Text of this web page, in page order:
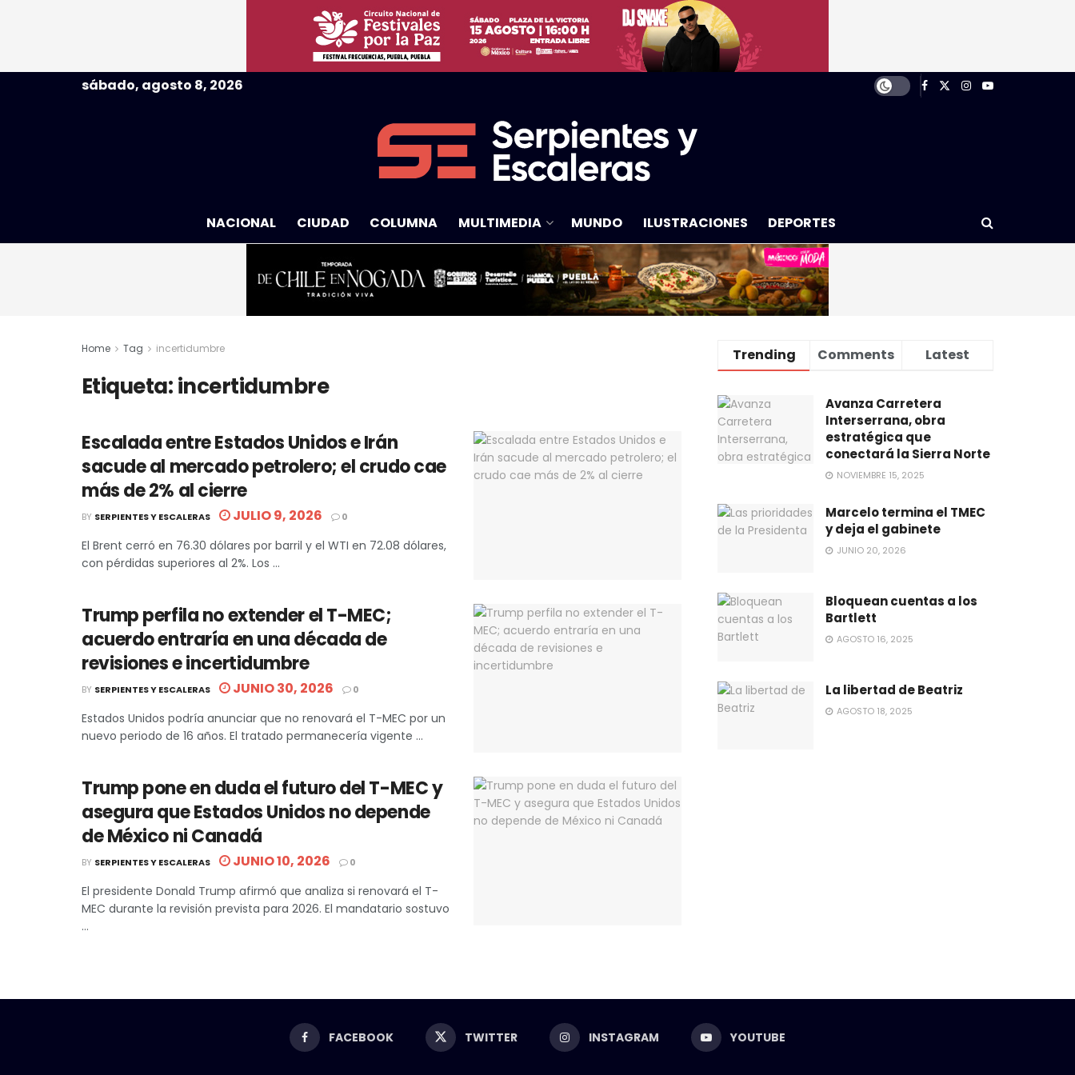
sábado, agosto 8, 2026
NACIONAL CIUDAD COLUMNA MULTIMEDIA MUNDO ILUSTRACIONES DEPORTES
Home Tag incertidumbre
Etiqueta:incertidumbre
Escalada entre Estados Unidos e Irán
sacude al mercado petrolero; el crudo cae
más de 2% al cierre
BY SERPIENTES Y ESCALERAS JULIO 9, 2026 0
El Brent cerró en 76.30 dólares por barril y el WTI en 72.08 dólares,
con pérdidas superiores al 2%. Los ...
Trump perfila no extender el T-MEC;
acuerdo entraría en una década de
revisiones e incertidumbre
BY SERPIENTES Y ESCALERAS JUNIO 30, 2026 0
Estados Unidos podría anunciar que no renovará el T-MEC por un
nuevo periodo de 16 años. El tratado permanecería vigente ...
Trump pone en duda el futuro del T-MEC y
asegura que Estados Unidos no depende
de México ni Canadá
BY SERPIENTES Y ESCALERAS JUNIO 10, 2026 0
El presidente Donald Trump afirmó que analiza si renovará el T-
MEC durante la revisión prevista para 2026. El mandatario sostuvo
...
Trending Comments Latest
Avanza Carretera
Interserrana, obra
estratégica que
conectará la Sierra Norte
NOVIEMBRE 15, 2025
Marcelo termina el TMEC
y deja el gabinete
JUNIO 20, 2026
Bloquean cuentas a los
Bartlett
AGOSTO 16, 2025
La libertad de Beatriz
AGOSTO 18, 2025
FACEBOOK TWITTER INSTAGRAM YOUTUBE